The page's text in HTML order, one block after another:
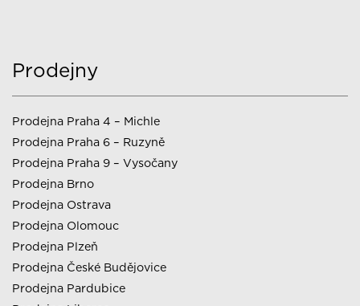
Prodejny
Prodejna Praha 4 – Michle
Prodejna Praha 6 – Ruzyně
Prodejna Praha 9 – Vysočany
Prodejna Brno
Prodejna Ostrava
Prodejna Olomouc
Prodejna Plzeň
Prodejna České Budějovice
Prodejna Pardubice